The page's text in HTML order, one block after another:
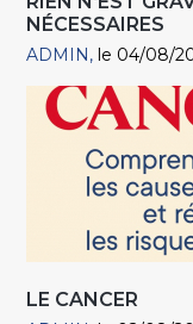
NÉCESSAIRES
ADMIN le 04/08/
LE CANCER